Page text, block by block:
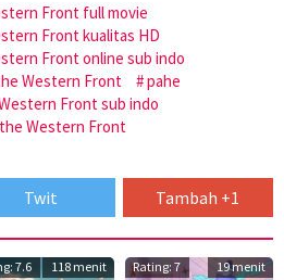
Front full movie
Front kualitas HD
Front online sub indo
Western Front
pahe
Front sub indo
Western Front
Twit
Tambah +1
7.6 118 menit Rating: 7 19 menit